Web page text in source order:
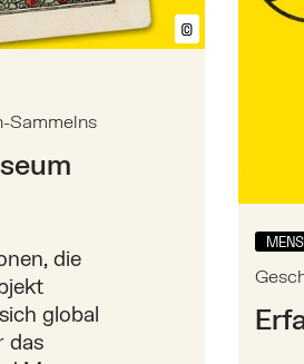
© Bildtext
Sammelns
die
global
das